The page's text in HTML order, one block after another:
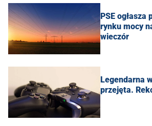
PSE ogłasza
rynku mocy
wieczór
Legendarna
przejęta.